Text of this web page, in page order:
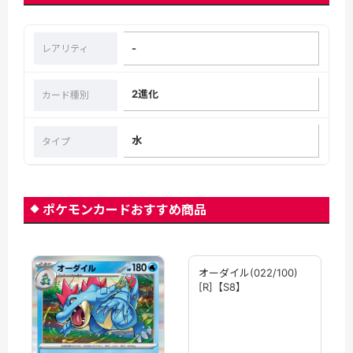
レアリティ -
カード種別 2進化
タイプ 水
ポケモンカードおすすめ商品